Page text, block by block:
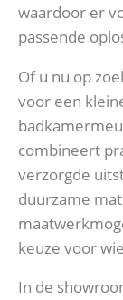
waardoor er
passende
Of u nu op
voor een
combineert
verzorgde
duurzame
keuze voor
In de